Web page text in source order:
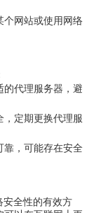
个网站或使用网络
的代理服务器，避
，定期更换代理服
靠，可能存在安全
安全性的有效方